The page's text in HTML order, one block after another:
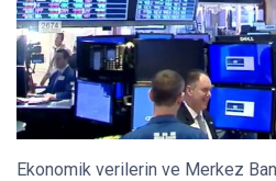
Ekonomik verilerin ve Merkez